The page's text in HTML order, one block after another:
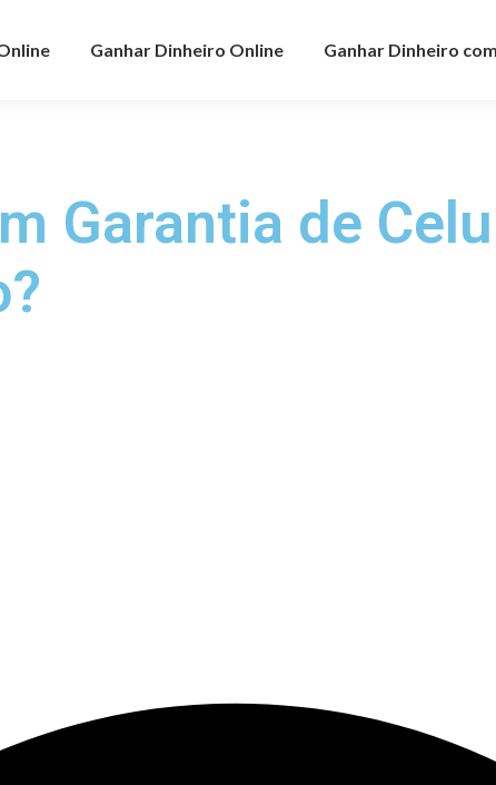
Ganhar Dinheiro Online Ganhar Dinheiro
Garantia de